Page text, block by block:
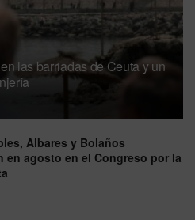
las barriadas de Ceuta y un
Albares y Bolaños
en agosto en el Congreso por la